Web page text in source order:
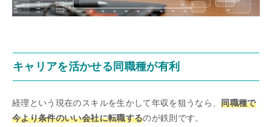
キャリアを活かせる同職種が有利
経理という現在のスキルを生かして年収を狙うなら、同職種で
今より条件のいい会社に転職するのが鉄則です。